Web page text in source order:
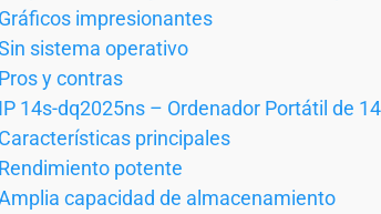
Gráficos impresionantes
sistema operativo
Pros y contras
14s-dq2025ns – Ordenador Portátil de
Características principales
Rendimiento potente
capacidad de almacenamiento